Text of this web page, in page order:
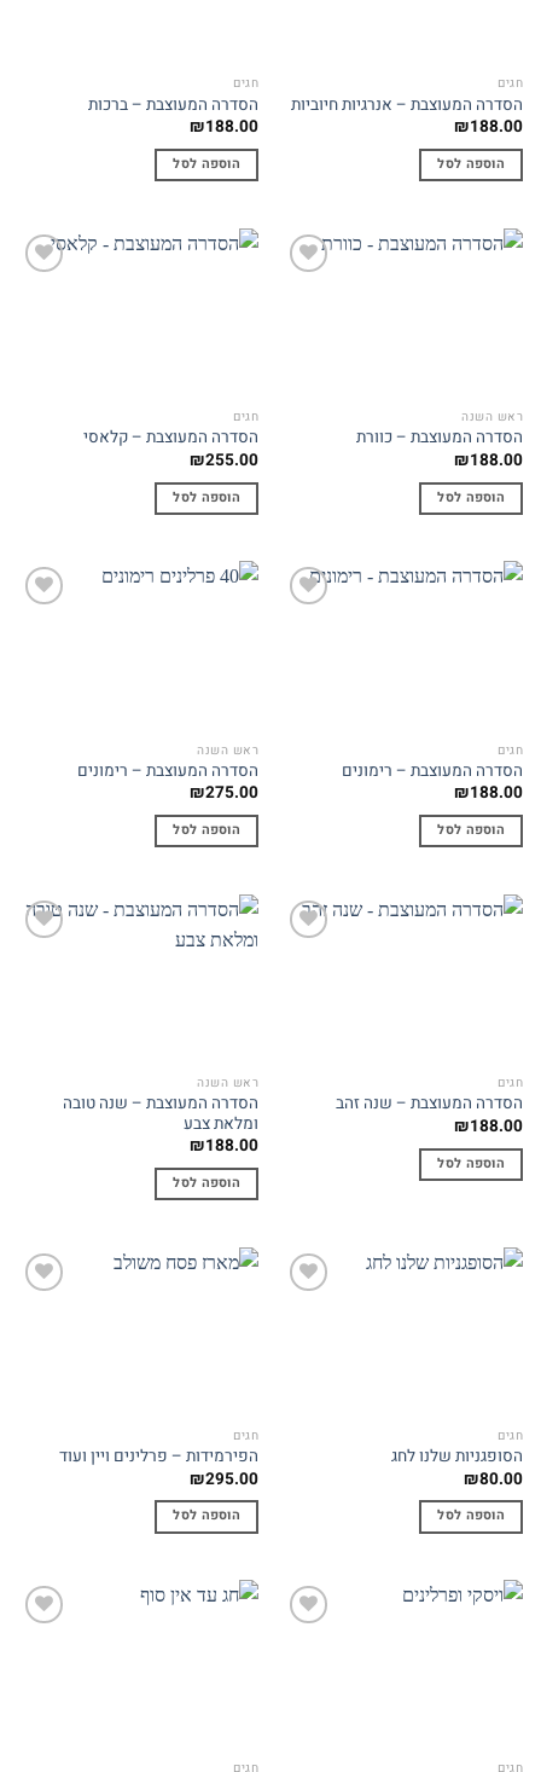
חגים
הסדרה המעוצבת – אנרגיות חיוביות
₪188.00
הוספה לסל
חגים
הסדרה המעוצבת – ברכות
₪188.00
הוספה לסל
ראש השנה
הסדרה המעוצבת – כוורת
₪188.00
הוספה לסל
חגים
הסדרה המעוצבת – קלאסי
₪255.00
הוספה לסל
חגים
הסדרה המעוצבת – רימונים
₪188.00
הוספה לסל
ראש השנה
הסדרה המעוצבת – רימונים
₪275.00
הוספה לסל
חגים
הסדרה המעוצבת – שנה זהב
₪188.00
הוספה לסל
ראש השנה
הסדרה המעוצבת – שנה טובה
ומלאת צבע
₪188.00
הוספה לסל
חגים
הסופגניות שלנו לחג
₪80.00
הוספה לסל
חגים
הפירמידות – פרלינים ויין ועוד
₪295.00
הוספה לסל
חגים חגים